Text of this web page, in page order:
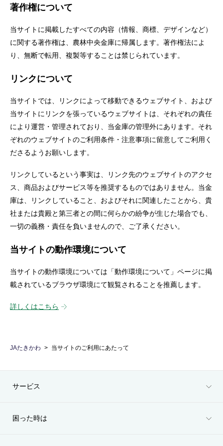
著作権について
当サイトに掲載したすべての内容（情報、商標、デザインなど）
に関する著作権は、農林中央金庫に帰属します。著作権法によ
り、無断で転用、複製等することは禁じられています。
リンクについて
当サイトでは、リンクによって移動できるウェブサイト、および
当サイトにリンクを張っているウェブサイトは、それぞれの責任
により運営・管理されており、当金庫の管理外にあります。それ
ぞれのウェブサイトのご利用条件・注意事項に留意してご利用く
ださるようお願いします。
リンクしているという事実は、リンク先のウェブサイトのアクセ
ス、商品およびサービス等を推奨するものではありません。当金
庫は、リンクしていること、およびそれに関連したことから、貴
社または貴殿と第三者との間に何らかの紛争が生じた場合でも、
一切の義務・責任を負いませんので、ご了承ください。
当サイトの動作環境について
当サイトの動作環境については「動作環境について」ページに掲
載されているブラウザ環境にて観覧されることを推薦します。
詳しくはこちら
JAたきかわ 当サイトのご利用にあたって
サービス
困った時は